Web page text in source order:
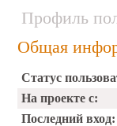
Профиль
Общая
Статус
На проекте с:
Последний вход: